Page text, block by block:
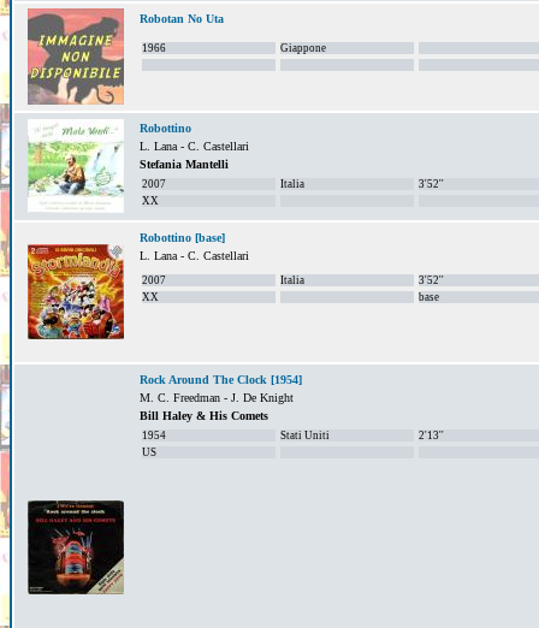
Robotan No Uta
1966 Giappone
Robottino
L. Lana - C. Castellari
Stefania Mantelli
2007 Italia
3'52''
XX
Robottino [base]
L. Lana - C. Castellari
2007 Italia
3'52''
XX
base
Rock Around The Clock [1954]
M. C. Freedman - J. De Knight
Bill Haley & His Comets
1954 Stati Uniti
2'13''
US